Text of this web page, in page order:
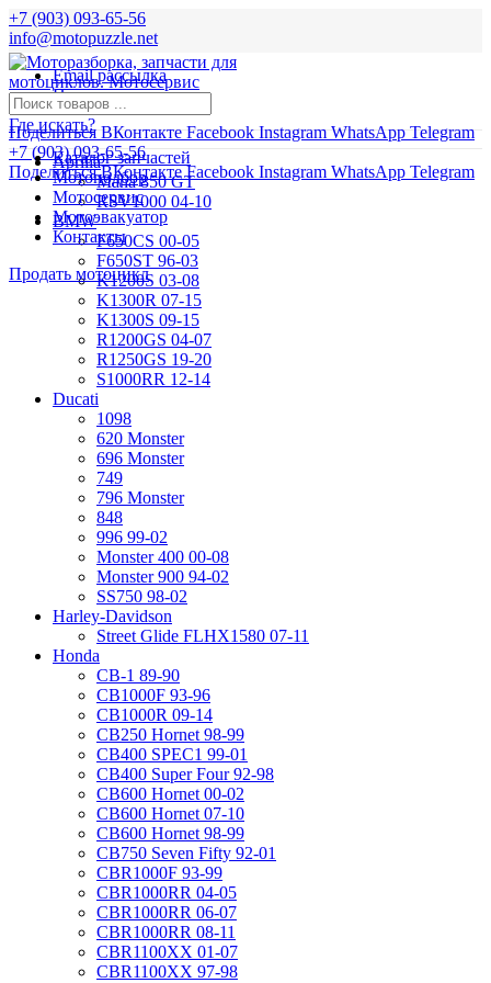
+7 (903) 093-65-56
info@motopuzzle.net
Email рассылка
Новости
Поделиться ВКонтакте Facebook Instagram WhatsApp Telegram
+7 (903) 093-65-56
Поделиться ВКонтакте Facebook Instagram WhatsApp Telegram
Где искать?
Aprilia
Mana 850 GT
RSV1000 04-10
BMW
F650CS 00-05
F650ST 96-03
K1200S 03-08
K1300R 07-15
K1300S 09-15
R1200GS 04-07
R1250GS 19-20
S1000RR 12-14
Ducati
1098
620 Monster
696 Monster
749
796 Monster
848
996 99-02
Monster 400 00-08
Monster 900 94-02
SS750 98-02
Harley-Davidson
Street Glide FLHX1580 07-11
Honda
CB-1 89-90
CB1000F 93-96
CB1000R 09-14
CB250 Hornet 98-99
CB400 SPEC1 99-01
CB400 Super Four 92-98
CB600 Hornet 00-02
CB600 Hornet 07-10
CB600 Hornet 98-99
CB750 Seven Fifty 92-01
CBR1000F 93-99
CBR1000RR 04-05
CBR1000RR 06-07
CBR1000RR 08-11
CBR1100XX 01-07
CBR1100XX 97-98
Каталог запчастей
Мотоподбор
Мотосервис
Мотоэвакуатор
Контакты
Продать мотоцикл